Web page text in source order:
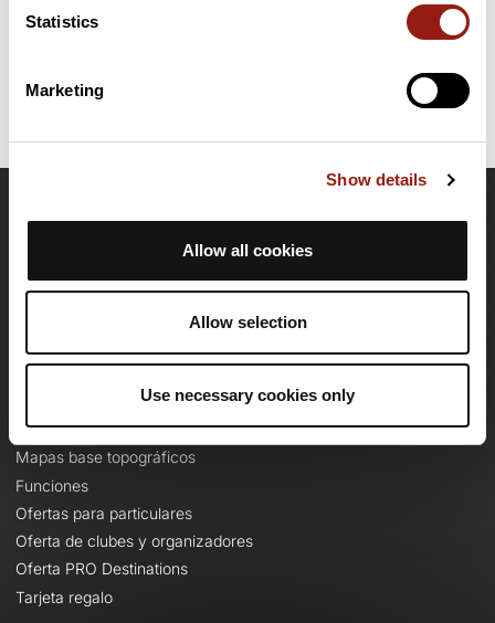
Statistics
Marketing
Show details
Allow all cookies
Allow selection
Use necessary cookies only
Fecha de creación del recorrido: 16 de octubre de 2021 10:36:48.
Última actualización de la ficha de ruta: 21 de junio de 2022 15:39:07.
OpenRunner
Empleo
Contacto
Ofertas
Mapas base topográficos
Funciones
Ofertas para particulares
Oferta de clubes y organizadores
Oferta PRO Destinations
Tarjeta regalo